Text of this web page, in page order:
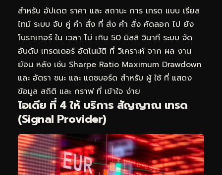
สำหรับ อัปเดต ราคา และ สถานะ การ เทรด แบบ เรียล
ไทม์ ระบบ จับ คู่ คำ สั่ง ที่ ส่ง คำ สั่ง คัดลอก ไป ยัง
โบรกเกอร์ ใน เวลา ไม่ เกิน 50 มิลลิ วินาที ระบบ จัด
อันดับ เทรดเดอร์ อัตโนมัติ ที่ วิเคราะห์ จาก ผล งาน
ย้อน หลัง เช่น Sharpe Ratio Maximum Drawdown
และ อัตรา ชนะ และ แดชบอร์ด สำหรับ ผู้ ใช้ ที่ แสดง
ข้อมูล สถิติ และ กราฟ ที่ เข้าใจ ง่าย
ไอเดีย ที่ 4 ให้ บริการ สัญญาณ เทรด
(Signal Provider)